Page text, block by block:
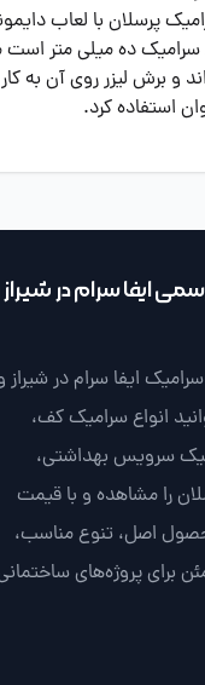
سرامیک ده میلی متر
ایفا سرام در
ایفا سرام در شیراز
انواع سرامیک کف،
سرویس بهداشتی،
را مشاهده و با قیمت
اصل، تنوع مناسب،
برای پروژه‌های